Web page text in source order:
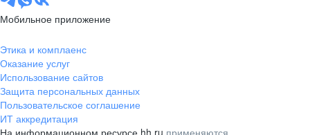
Мобильное приложение
Этика и комплаенс
Оказание услуг
Использование сайтов
Защита персональных данных
Пользовательское соглашение
ИТ аккредитация
На информационном ресурсе hh.ru применяются